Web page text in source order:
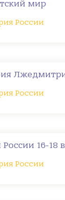
мир
России
России
16-18
России